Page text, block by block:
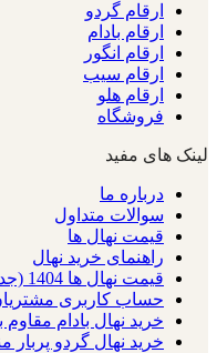
ارقام گردو
ارقام بادام
ارقام انگور
ارقام سیب
ارقام هلو
فروشگاه
لینک های مفید
درباره ما
سوالات متداول
قیمت نهال ها
راهنمای خرید نهال
قیمت نهال ها 1404 (جدید)
حساب کاربری
خرید نهال بادام
خرید نهال گردو